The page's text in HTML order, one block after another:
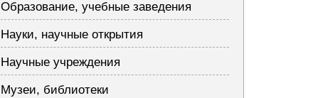
Образование, учебные заведения
Науки, научные открытия
Научные учреждения
Музеи, библиотеки